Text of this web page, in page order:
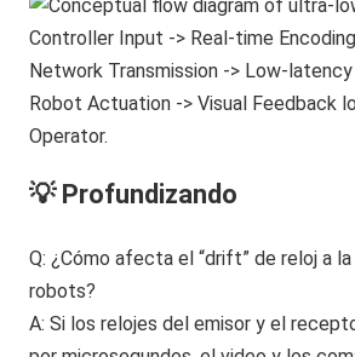
💡 Profundizando
Q: ¿Cómo afecta el “drift” de reloj a
robots?
A: Si los relojes del emisor y el